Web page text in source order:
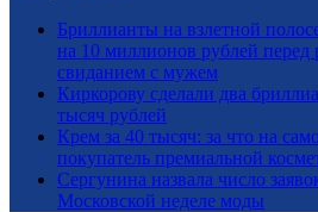
Бриллианты на взлетной
на 10 миллионов рублей перед
свиданием с мужем
Киркорову сделали два
тысяч рублей
Крем за 40 тысяч: за что на
покупатель премиальной
Сергунина назвала число
Московской неделе моды